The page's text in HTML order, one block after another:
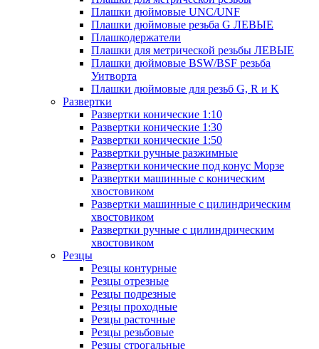
Плашки дюймовые UNC/UNF
Плашки дюймовые резьба G ЛЕВЫЕ
Плашкодержатели
Плашки для метрической резьбы ЛЕВЫЕ
Плашки дюймовые BSW/BSF резьба
Уитворта
Плашки дюймовые для резьб G, R и K
Развертки
Развертки конические 1:10
Развертки конические 1:30
Развертки конические 1:50
Развертки ручные разжимные
Развертки конические под конус Морзе
Развертки машинные с коническим
хвостовиком
Развертки машинные с цилиндрическим
хвостовиком
Развертки ручные с цилиндрическим
хвостовиком
Резцы
Резцы контурные
Резцы отрезные
Резцы подрезные
Резцы проходные
Резцы расточные
Резцы резьбовые
Резцы строгальные